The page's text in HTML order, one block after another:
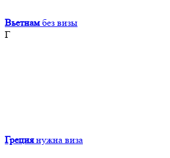
Вьетнам без визы
Г
Греция нужна виза